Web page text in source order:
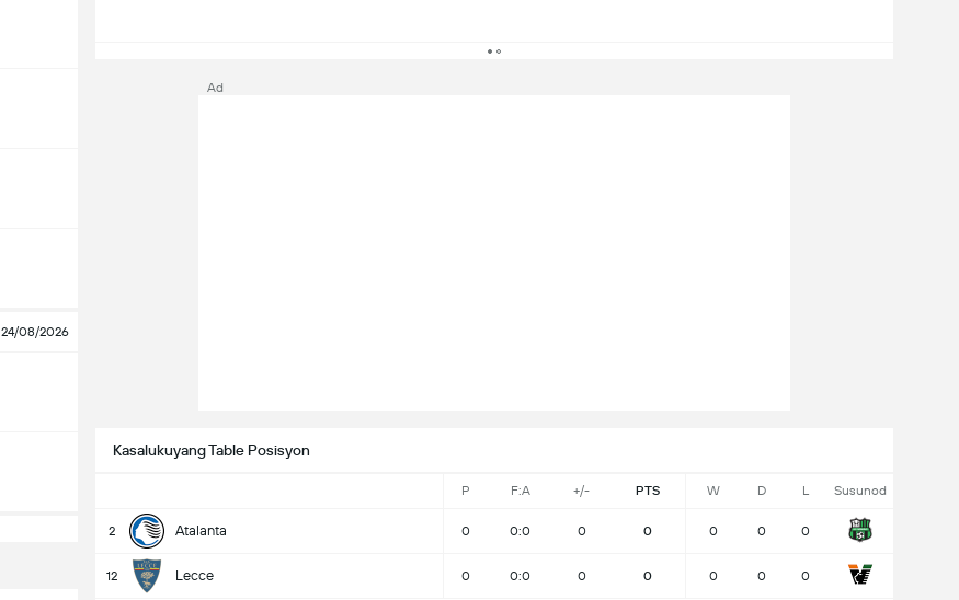
24/08/2026
Kasalukuyang Table Posisyon
P F:A +/- PTS W D L Susunod
2 Atalanta 0 0:0 0 0 0 0 0
12 Lecce 0 0:0 0 0 0 0 0
Ad